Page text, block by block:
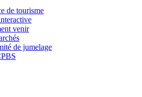
de tourisme
venir
de jumelage